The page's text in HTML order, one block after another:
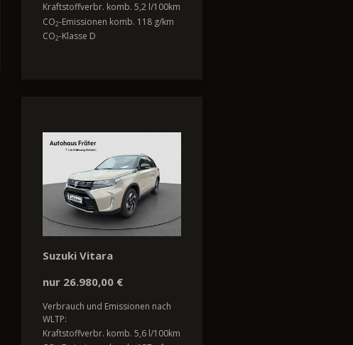
Kraftstoffverbr. komb. 5,2 l/100km
CO2-Emissionen komb. 118 g/km
CO2-Klasse D
Suzuki Vitara
nur 26.980,00 €
Verbrauch und Emissionen nach
WLTP:
Kraftstoffverbr. komb. 5,6 l/100km